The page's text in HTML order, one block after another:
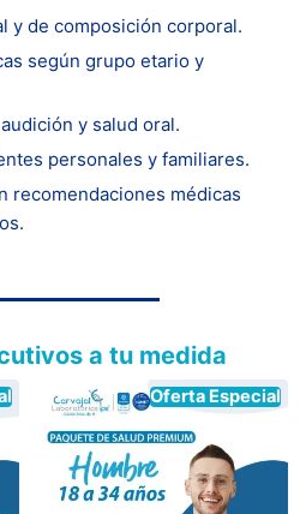
y de composición corporal.
según grupo etario y
y salud oral.
personales y familiares.
recomendaciones médicas
a tu medida
Oferta Especial